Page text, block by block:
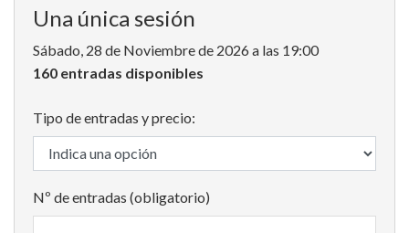
Una única sesión
Sábado, 28 de Noviembre de 2026 a las 19:00
160 entradas disponibles
Tipo de entradas y precio:
Nº de entradas (obligatorio)